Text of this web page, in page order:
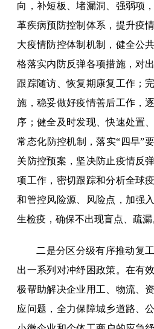
向，补短板、堵漏洞、强弱项
革疾病预防控制体系，提升疫
大疫情防控体制机制，健全公
格落实内防反弹各项措施，对
跟踪随访、恢复期康复工作；
施，稳妥做好疫情善后工作，
序；健全及时发现、快速处置
常态化防控机制，落实“四早”
关防控预案，坚决防止疫情反
项工作，密切跟踪和分析全球
和管控风险源、风险点，加强
生检疫，确保不出现盲点、疏漏
二是分区分级有序推动复
出一系列对冲纾困政策。在有
极帮助解决企业用工、物流、
应问题，全力保障城乡道路、